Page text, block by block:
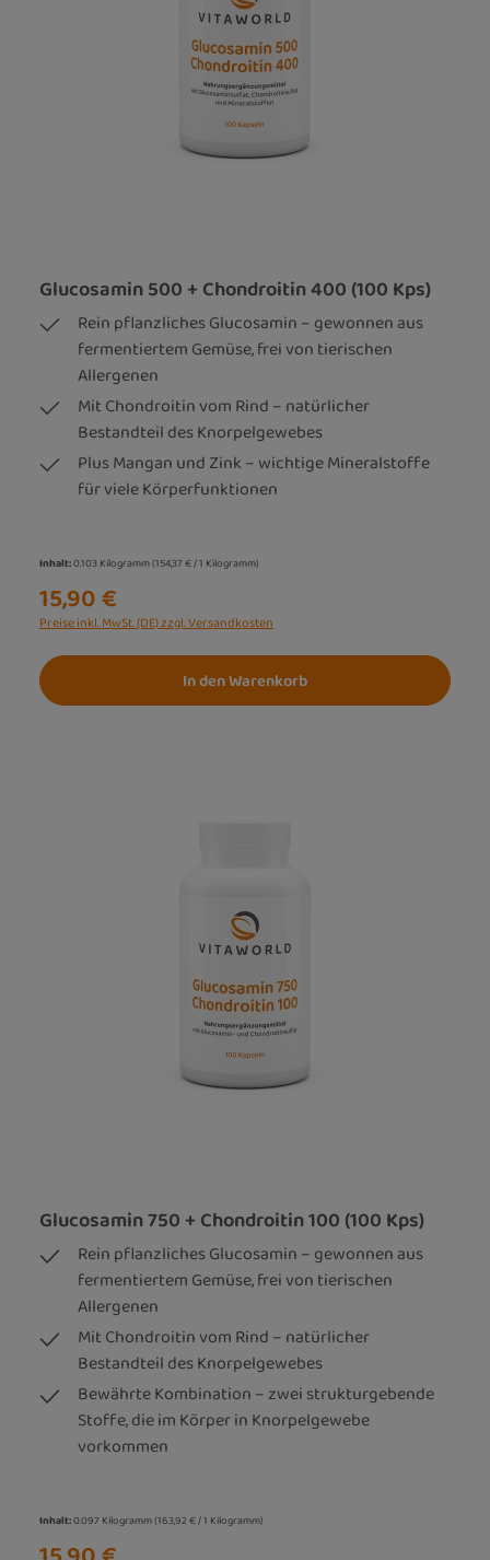
Glucosamin 500 + Chondroitin 400 (100 Kps)
Rein pflanzliches Glucosamin – gewonnen aus
fermentiertem Gemüse, frei von tierischen
Allergenen
Mit Chondroitin vom Rind – natürlicher
Bestandteil des Knorpelgewebes
Plus Mangan und Zink – wichtige Mineralstoffe
für viele Körperfunktionen
Inhalt:0.103 Kilogramm(154,37 € / 1 Kilogramm)
15,90 €
Preise inkl. MwSt. (DE) zzgl. Versandkosten
In den Warenkorb
Glucosamin 750 + Chondroitin 100 (100 Kps)
Rein pflanzliches Glucosamin – gewonnen aus
fermentiertem Gemüse, frei von tierischen
Allergenen
Mit Chondroitin vom Rind – natürlicher
Bestandteil des Knorpelgewebes
Bewährte Kombination – zwei strukturgebende
Stoffe, die im Körper in Knorpelgewebe
vorkommen
Inhalt:0.097 Kilogramm(163,92 € / 1 Kilogramm)